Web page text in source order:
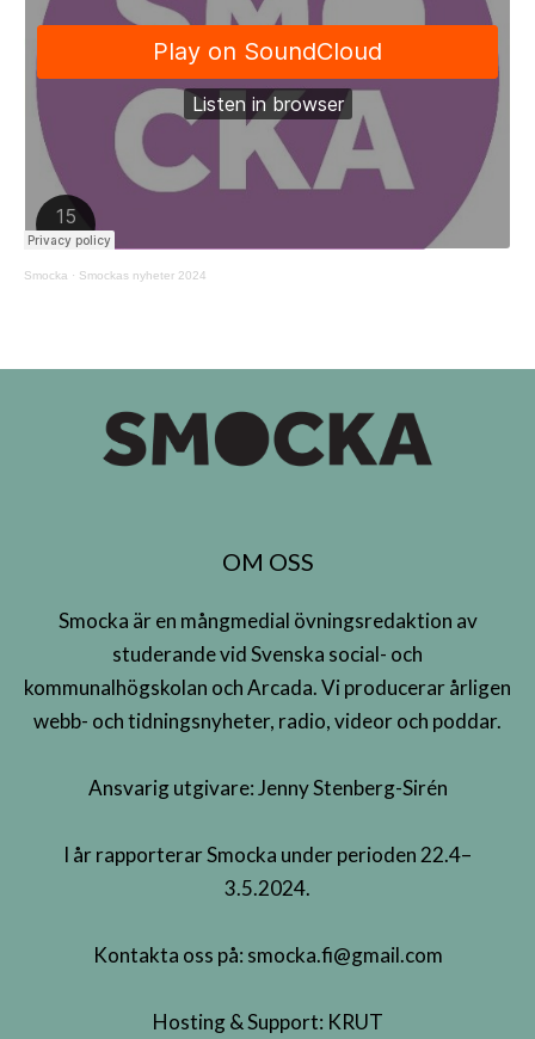
Smocka · Smockas nyheter 2024
OM OSS
Smocka är en mångmedial övningsredaktion av
studerande vid Svenska social- och
kommunalhögskolan och Arcada. Vi producerar årligen
webb- och tidningsnyheter, radio, videor och poddar.
Ansvarig utgivare: Jenny Stenberg-Sirén
I år rapporterar Smocka under perioden 22.4–
3.5.2024.
Kontakta oss på: smocka.fi@gmail.com
Hosting & Support: KRUT